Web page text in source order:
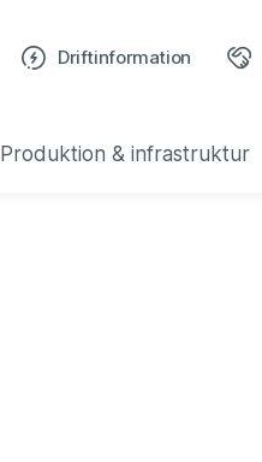
Driftinformation
Produktion & infrastruktur